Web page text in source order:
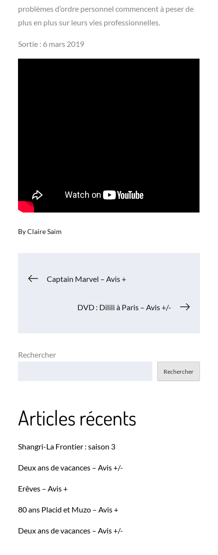
problèmes d’ordre personnel commencent à peser de
plus en plus sur leurs vies professionnelles.
Sortie : 6 mars 2019
ByClaire Saim
Navigation
Captain Marvel – Avis +
DVD : Dilili à Paris – Avis +/-
Rechercher
Rechercher
Articles récents
Shangri-La Frontier : saison 3
Deux ans de vacances – Avis +/-
Erêves – Avis +
80 ans Placid et Muzo – Avis +
Deux ans de vacances – Avis +/-